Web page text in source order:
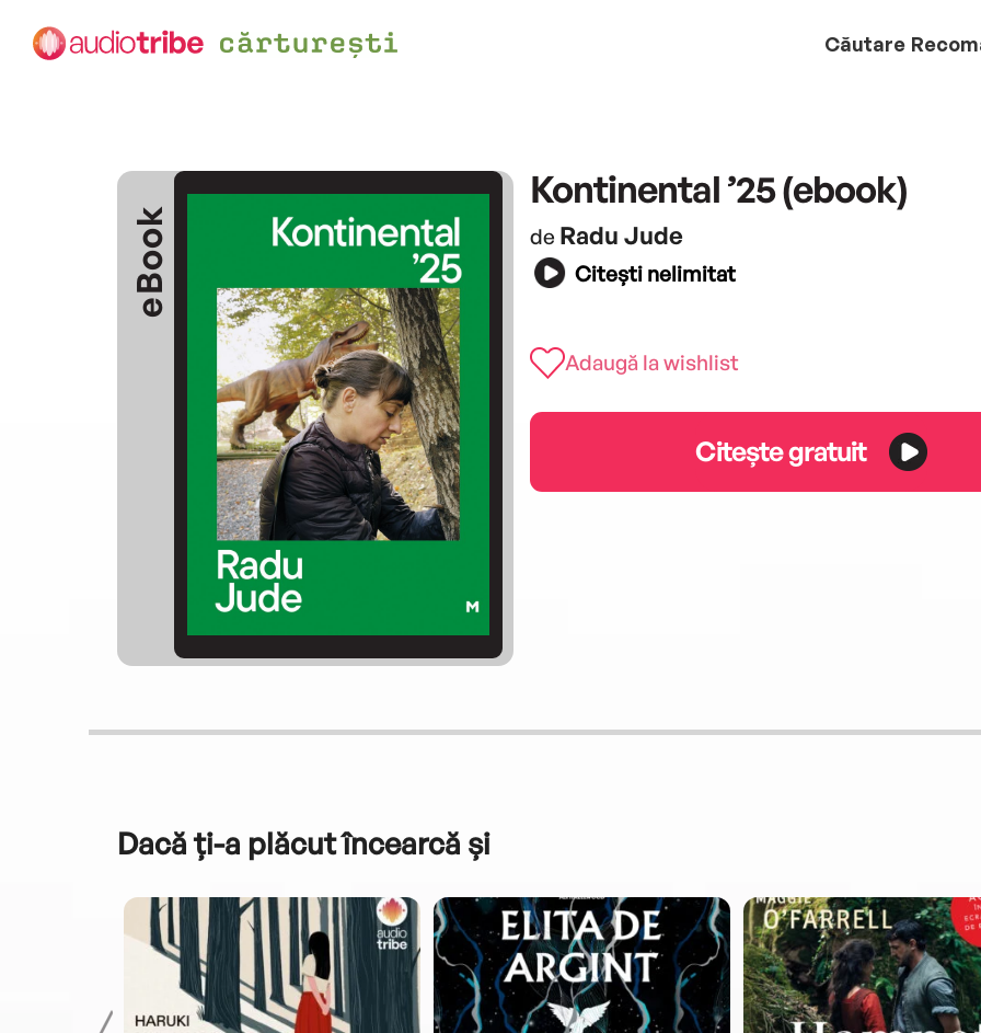
Căutare
eBook
Kontinental ’25 (ebook)
de Radu Jude
Citești nelimitat
Adaugă la wishlist
Citește gratuit
Dacă ți-a plăcut încearcă și